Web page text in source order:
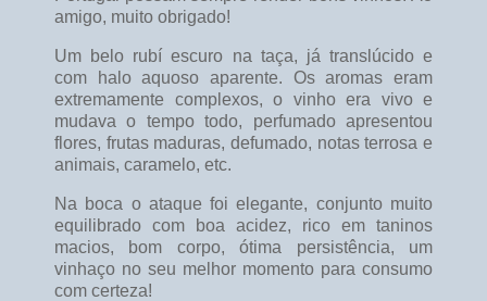
amigo, muito obrigado!
Um belo rubí escuro na taça, já translúcido e
com halo aquoso aparente. Os aromas eram
extremamente complexos, o vinho era vivo e
mudava o tempo todo, perfumado apresentou
flores, frutas maduras, defumado, notas terrosa e
animais, caramelo, etc.
Na boca o ataque foi elegante, conjunto muito
equilibrado com boa acidez, rico em taninos
macios, bom corpo, ótima persistência, um
vinhaço no seu melhor momento para consumo
com certeza!